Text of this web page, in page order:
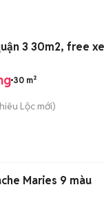
3 30m2, free
30 m²
Lộc mới)
Maries 9 màu